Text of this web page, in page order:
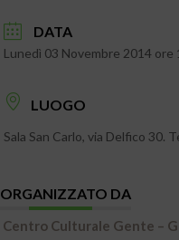
DATA
Lunedì 03 Novembre 2014 ore
LUOGO
Sala San Carlo, via Delfico 30.
ORGANIZZATO DA
Centro Culturale Gente –